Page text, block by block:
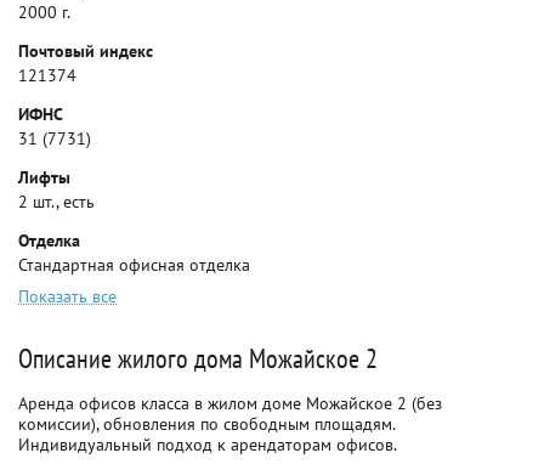
2000 г.
Почтовый индекс
121374
ИФНС
31 (7731)
Лифты
2 шт., есть
Отделка
Стандартная офисная отделка
Показать все
Описание жилого дома Можайское 2
Аренда офисов класса в жилом доме Можайское 2 (без
комиссии), обновления по свободным площадям.
Индивидуальный подход к арендаторам офисов.